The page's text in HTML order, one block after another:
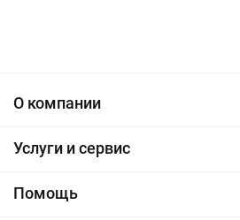
О компании
Услуги и сервис
Помощь